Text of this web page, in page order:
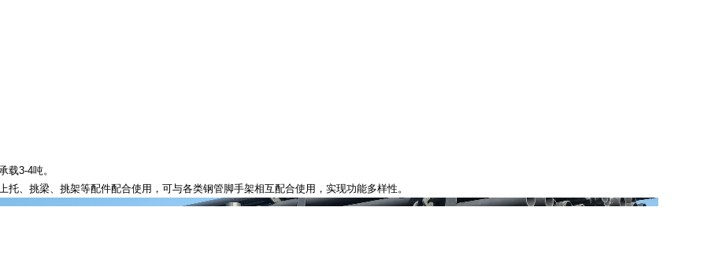
载3-4吨。
、挑梁、挑架等配件配合使用，可与各类钢管脚手架相互配合使用，实现功能多样性。